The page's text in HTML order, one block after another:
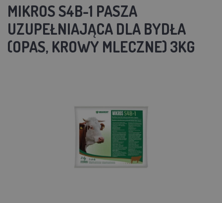
MIKROS S4B-1 PASZA
UZUPEŁNIAJĄCA DLA BYDŁA
(OPAS, KROWY MLECZNE) 3KG